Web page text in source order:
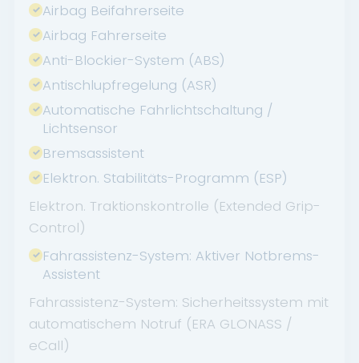
Airbag Beifahrerseite
Airbag Fahrerseite
Anti-Blockier-System (ABS)
Antischlupfregelung (ASR)
Automatische Fahrlichtschaltung /
Lichtsensor
Bremsassistent
Elektron. Stabilitäts-Programm (ESP)
Elektron. Traktionskontrolle (Extended Grip-
Control)
Fahrassistenz-System: Aktiver Notbrems-
Assistent
Fahrassistenz-System: Sicherheitssystem mit
automatischem Notruf (ERA GLONASS /
eCall)